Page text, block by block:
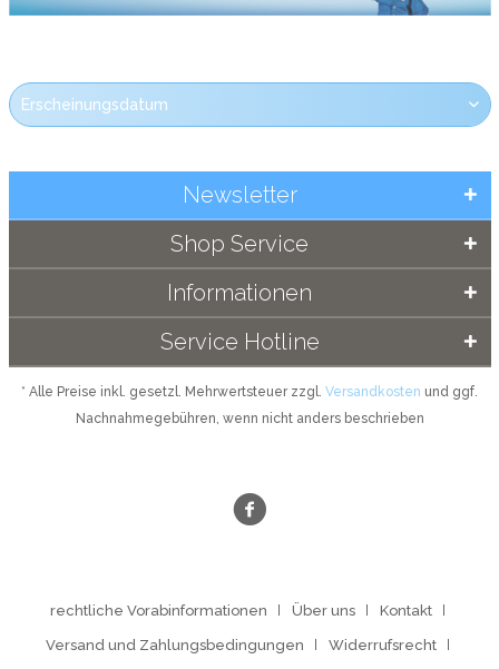
Service Hotline
Shop Service
Informationen
Newsletter
* Alle Preise inkl. gesetzl. Mehrwertsteuer zzgl. Versandkosten und ggf.
Nachnahmegebühren, wenn nicht anders beschrieben
rechtliche Vorabinformationen Über uns Kontakt
Versand und Zahlungsbedingungen Widerrufsrecht